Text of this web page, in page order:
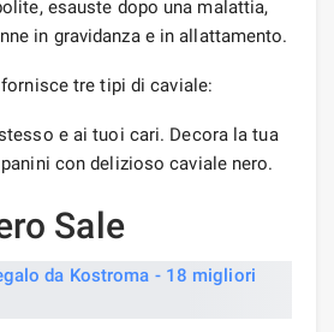
esauste dopo una malattia,
in gravidanza e in allattamento.
tre tipi di caviale:
e ai tuoi cari. Decora la tua
con delizioso caviale nero.
Sale